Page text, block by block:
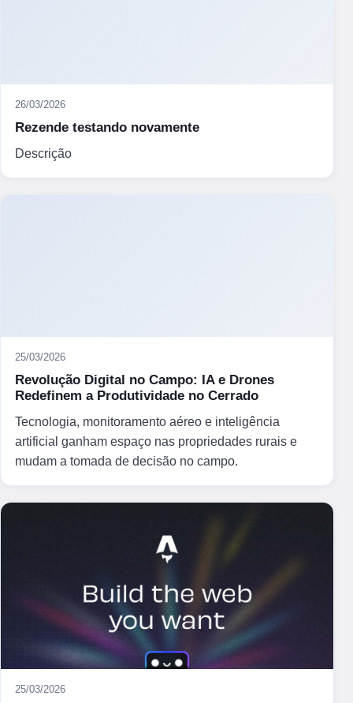
26/03/2026
Rezende testando novamente
Descrição
25/03/2026
Revolução Digital no Campo: IA e Drones
Redefinem a Produtividade no Cerrado
Tecnologia, monitoramento aéreo e inteligência
artificial ganham espaço nas propriedades rurais e
mudam a tomada de decisão no campo.
25/03/2026